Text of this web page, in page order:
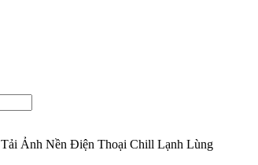
Tải Ảnh Nền Điện Thoại Chill Lạnh Lùng